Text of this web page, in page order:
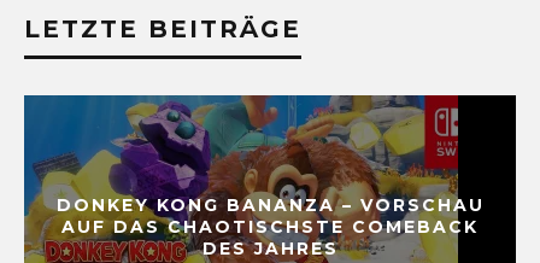
LETZTE BEITRÄGE
DONKEY KONG BANANZA – VORSCHAU
AUF DAS CHAOTISCHSTE COMEBACK
DES JAHRES